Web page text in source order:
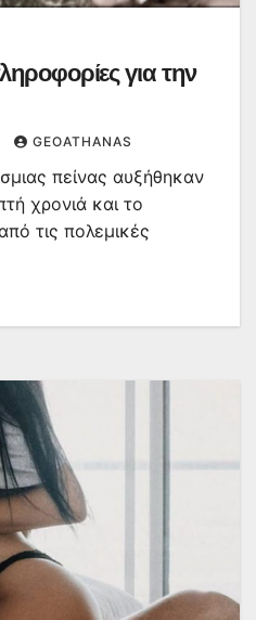
για την
GEOATHANAS
πείνας αυξήθηκαν
χρονιά και το
τις πολεμικές